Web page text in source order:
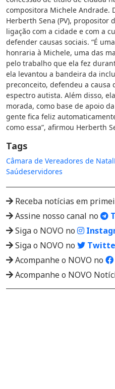
compositora Michele Andrade.
Herberth Sena (PV),
ligação com a cidade e com a
defender causas sociais. “É
honraria à Michele, uma das
pelo trabalho que ela fez
ela levantou a bandeira da
preconceito, defendeu a causa
espectro autista. Além disso,
morada, como base de apoio
gente fica feliz
como essa”, afirmou Herberth
Tags
Câmara de Vereadores de Natal
Saúdeservidores
Receba notícias em
Assine nosso canal no
Siga o NOVO no
Siga o NOVO no
Acompanhe o NOVO no
Acompanhe o NOVO